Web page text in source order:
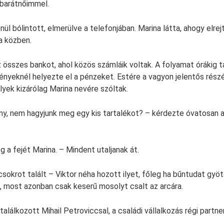
bólintott, elmerülve a telefonjában. Marina látta, ahogy
közben.
összes bankot, ahol közös számláik voltak. A folyamat
helyezte el a pénzeket. Estére a vagyon jelentős
kizárólag Marina nevére szóltak.
nem hagyjunk meg egy kis tartalékot? – kérdezte óvatosan
a fejét Marina. – Mindent utaljanak át.
talált – Viktor néha hozott ilyet, főleg ha bűntudat
azonban csak keserű mosolyt csalt az arcára.
találkozott Mihail Petroviccsal, a családi vállalkozás régi